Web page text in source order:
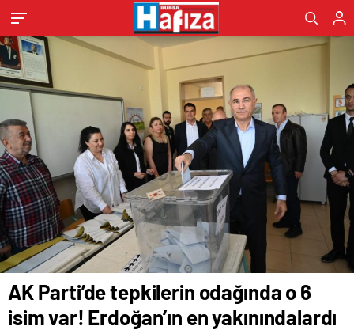
AK Parti’de tepkilerin odağında o 6
isim var! Erdoğan’ın en yakınındalardı